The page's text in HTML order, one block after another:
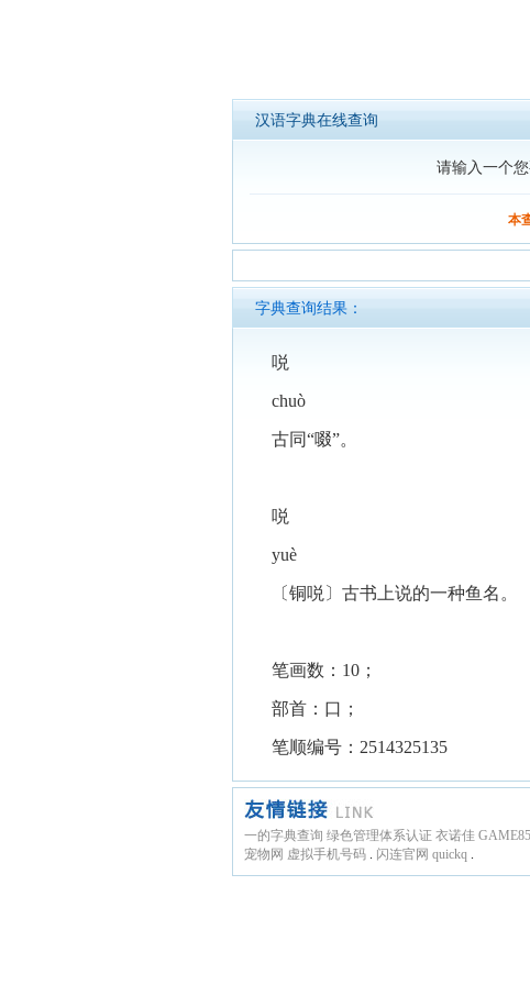
汉语字典在线查询
请输入一个
本
字典查询结果：
哾
chuò
古同“啜”。
哾
yuè
〔铜哾〕古书上说的一种鱼名。
笔画数：10；
部首：口；
笔顺编号：2514325135
一的字典查询 绿色管理体系认证 衣诺佳
宠物网 虚拟手机号码 . 闪连官网 quickq .